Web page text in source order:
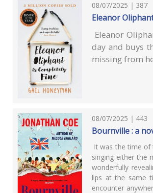
08/07/2025 | 387
Eleanor
Eleanor
day and buys
missing from
08/07/2025 | 443
Bournville : a
It was the time of
singing either the
wonderfully
lips at the same
encounter